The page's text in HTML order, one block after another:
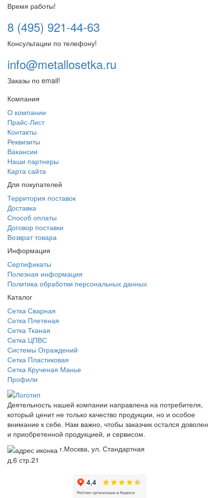
Время работы!
8 (495) 921-44-63
Консультации по телефону!
info@metallosetka.ru
Заказы по email!
Компания
О компании
Прайс-Лист
Контакты
Реквизиты
Вакансии
Наши партнеры
Карта сайта
Для покупателей
Территория поставок
Доставка
Способ оплаты
Договор поставки
Возврат товара
Информация
Сертификаты
Полезная информация
Политика обработки персональных данных
Каталог
Сетка Сварная
Сетка Плетеная
Сетка Тканая
Сетка ЦПВС
Системы Ограждений
Сетка Пластиковая
Сетка Крученая Манье
Профили
Деятельность нашей компании направлена на потребителя,
который ценит не только качество продукции, но и особое
внимание к себе. Нам важно, чтобы заказчик остался доволен
и приобретенной продукцией, и сервисом.
г.Москва, ул. Стандартная
д.6 стр.21